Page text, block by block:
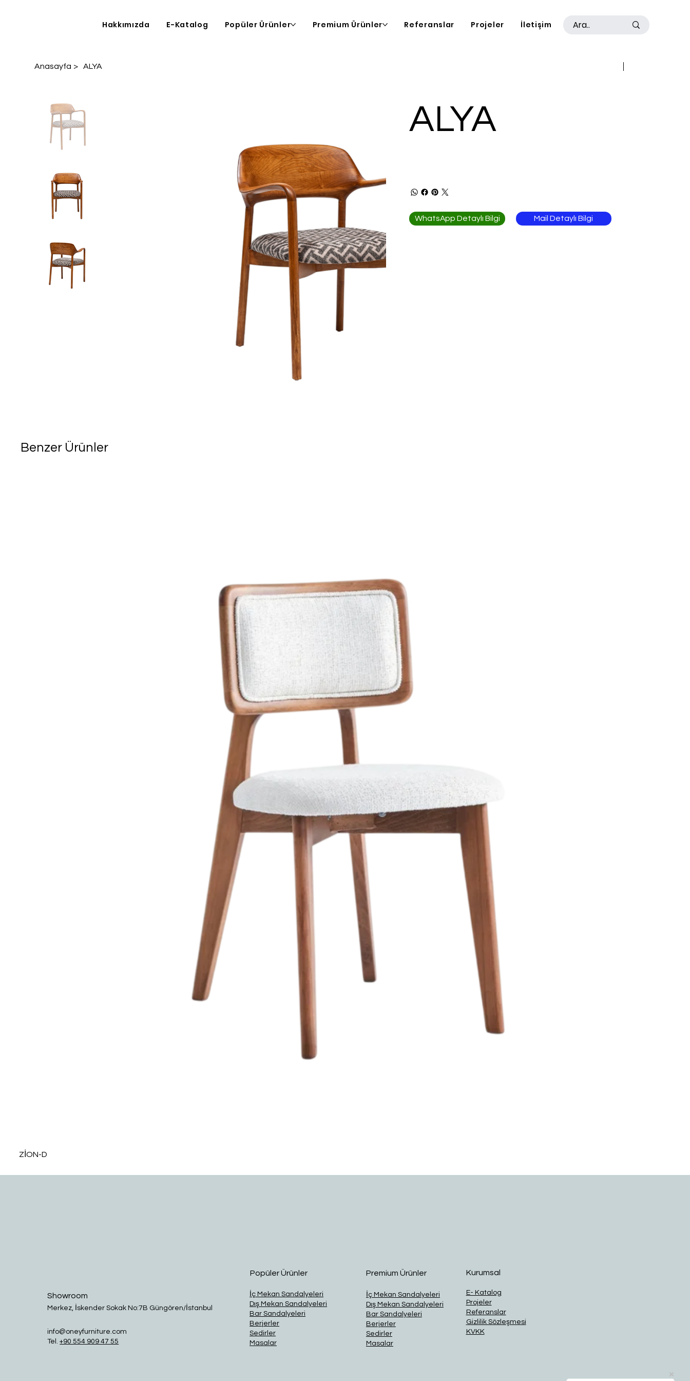
Hakkımızda E-Katalog Popüler Ürünler Premium Ürünler Referanslar Projeler İletişim
Anasayfa > ALYA
ALYA
WhatsApp Detaylı Bilgi Mail Detaylı Bilgi
Benzer Ürünler
ZİON-D
Showroom
Merkez, İskender Sokak No:7B Güngören/İstanbul
info@oneyfurniture.com
Tel.+90 554 909 47 55
Popüler Ürünler
İç Mekan Sandalyeleri
Dış Mekan Sandalyeleri
Bar Sandalyeleri
Berjerler
Sedirler
Masalar
Premium Ürünler
İç Mekan Sandalyeleri
Dış Mekan Sandalyeleri
Bar Sandalyeleri
Berjerler
Sedirler
Masalar
Kurumsal
E- Katalog
Projeler
Referanslar
Gizlilik Sözleşmesi
KVKK